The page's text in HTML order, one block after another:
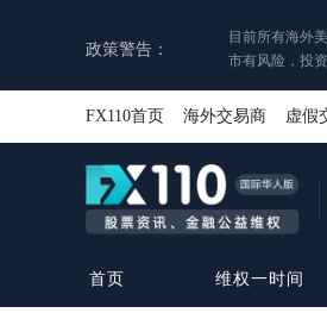
政策警告：
目前所有海外
市有风险，投资
FX110首页 海外交易商 虚假
首页 维权一时间